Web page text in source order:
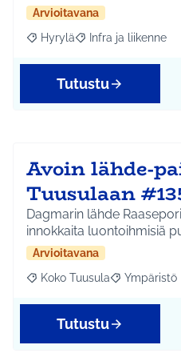
Arvioitavana
Rajaa tulokset aihepiirin
Hyrylä Rajaa tulokset
Infra ja liikenne
Tutustu
Avoin lähde-
Tuusulaan
Dagmarin lähde
Arvioitavana
Rajaa tulokset aihepiirin
Koko Tuusula Rajaa
Ympäristö
Tutustu